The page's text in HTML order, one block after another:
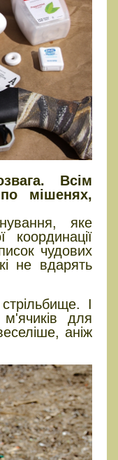
Всім
мішенях,
яке
координації
чудових
не вдарять
І
м'ячиків для
аніж